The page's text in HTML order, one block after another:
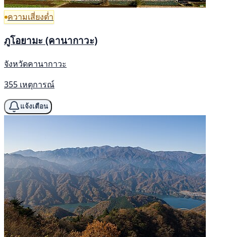
ความเสี่ยงต่ำ
ภูโอยามะ (คานากาวะ)
จังหวัดคานากาวะ
355 เหตุการณ์
แจ้งเตือน